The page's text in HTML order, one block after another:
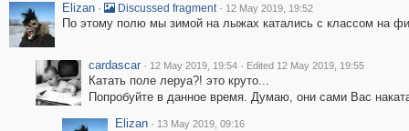
Elizan · Discussed fragment · 12 May 2019, 19:52
По этому полю мы зимой на лыжах катались с классом на
cardascar · 12 May 2019, 19:54 · Edited 12 May 2019, 19:55
Катать поле леруа?! это круто...
Попробуйте в данное время. Думаю, они сами Вас
Elizan · 13 May 2019, 09:16